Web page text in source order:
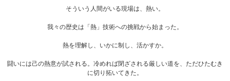
そういう人間がいる現場は、熱い。
我々の歴史は「熱」技術への挑戦から始まった。
熱を理解し、いかに制し、活かすか。
闘いには己の熱意が試される。冷めれば閉ざされる厳しい道を、ただひたむき
に切り拓いてきた。